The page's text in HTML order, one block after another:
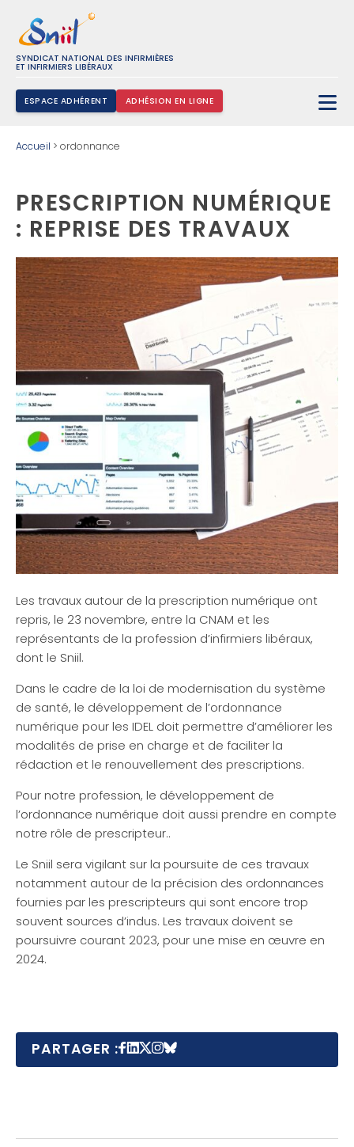
SYNDICAT NATIONAL DES INFIRMIÈRES
ET INFIRMIERS LIBÉRAUX
ESPACE ADHÉRENT ADHÉSION EN LIGNE
Accueil > ordonnance
PRESCRIPTION NUMÉRIQUE
: REPRISE DES TRAVAUX
Les travaux autour de la prescription numérique ont
repris, le 23 novembre, entre la CNAM et les
représentants de la profession d’infirmiers libéraux,
dont le Sniil.
Dans le cadre de la loi de modernisation du système
de santé, le développement de l’ordonnance
numérique pour les IDEL doit permettre d’améliorer les
modalités de prise en charge et de faciliter la
rédaction et le renouvellement des prescriptions.
Pour notre profession, le développement de
l’ordonnance numérique doit aussi prendre en compte
notre rôle de prescripteur..
Le Sniil sera vigilant sur la poursuite de ces travaux
notamment autour de la précision des ordonnances
fournies par les prescripteurs qui sont encore trop
souvent sources d’indus. Les travaux doivent se
poursuivre courant 2023, pour une mise en œuvre en
2024.
PARTAGER :